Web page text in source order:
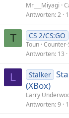
Mr___Miyagi
Antworten 2
T CS 2/CS:GO
Toun
Antworten 13
L Stalker
(XBox)
Larry
Antworten 9